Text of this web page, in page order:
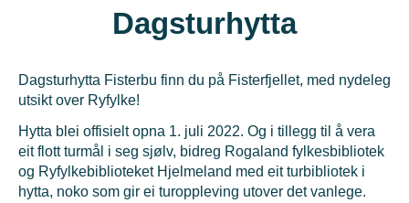
Dagsturhytta
Dagsturhytta Fisterbu finn du på Fisterfjellet, med nydeleg
utsikt over Ryfylke!
Hytta blei offisielt opna 1. juli 2022. Og i tillegg til å vera
eit flott turmål i seg sjølv, bidreg Rogaland fylkesbibliotek
og Ryfylkebiblioteket Hjelmeland med eit turbibliotek i
hytta, noko som gir ei turoppleving utover det vanlege.